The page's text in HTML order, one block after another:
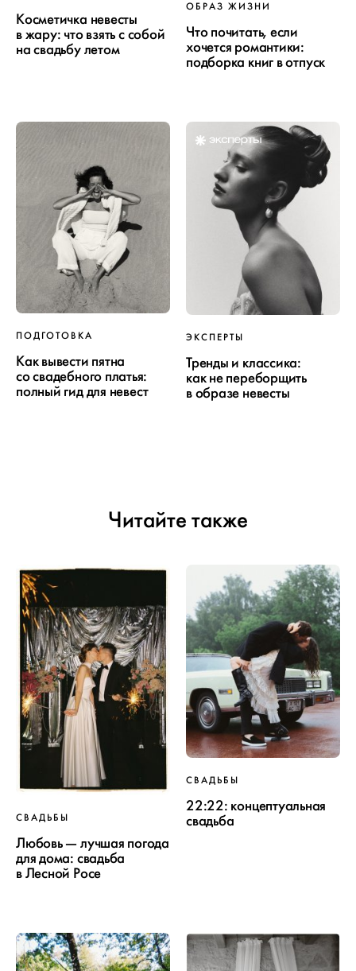
Косметичка невесты
в жару: что взять с собой
на свадьбу летом
ОБРАЗ ЖИЗНИ
Что почитать, если
хочется романтики:
подборка книг в отпуск
ПОДГОТОВКА
Как вывести пятна
со свадебного платья:
полный гид для невест
ЭКСПЕРТЫ
Тренды и классика:
как не переборщить
в образе невесты
Читайте также
СВАДЬБЫ
Любовь — лучшая погода
для дома: свадьба
в Лесной Росе
СВАДЬБЫ
22:22: концептуальная
свадьба